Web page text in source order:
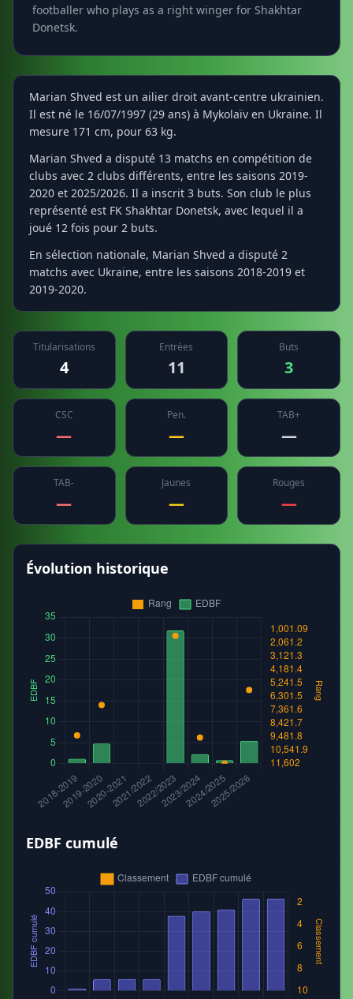
footballer who plays as a right winger for Shakhtar
Donetsk.
Marian Shved est un ailier droit avant-centre ukrainien.
Il est né le 16/07/1997 (29 ans) à Mykolaïv en Ukraine. Il
mesure 171 cm, pour 63 kg.
Marian Shved a disputé 13 matchs en compétition de
clubs avec 2 clubs différents, entre les saisons 2019-
2020 et 2025/2026. Il a inscrit 3 buts. Son club le plus
représenté est FK Shakhtar Donetsk, avec lequel il a
joué 12 fois pour 2 buts.
En sélection nationale, Marian Shved a disputé 2
matchs avec Ukraine, entre les saisons 2018-2019 et
2019-2020.
Titularisations
4
Entrées
11
Buts
3
CSC
—
Pen.
—
TAB+
—
TAB-
—
Jaunes
—
Rouges
—
Évolution historique
EDBF cumulé